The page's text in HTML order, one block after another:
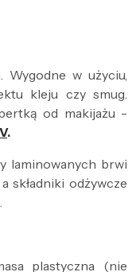
Wygodne w użyciu,
kleju czy smug.
od makijażu -
.
laminowanych brwi
składniki odżywcze
plastyczna (nie